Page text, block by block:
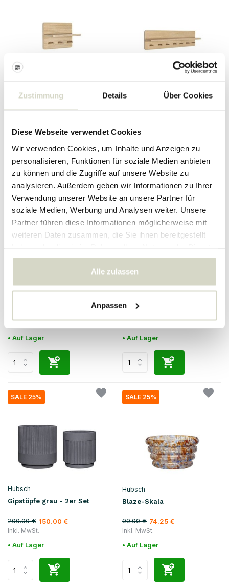
Zustimmung Details Über Cookies
Diese Webseite verwendet Cookies
Wir verwenden Cookies, um Inhalte und Anzeigen zu
personalisieren, Funktionen für soziale Medien anbieten
zu können und die Zugriffe auf unsere Website zu
analysieren. Außerdem geben wir Informationen zu Ihrer
Verwendung unserer Website an unsere Partner für
soziale Medien, Werbung und Analysen weiter. Unsere
Partner führen diese Informationen möglicherweise mit
weiteren Daten zusammen, die Sie ihnen bereitgestellt
gesammelt haben.
Alle zulassen
Anpassen
Hubsch
75.00 € 56.25 €
Eichenfurnier - 7 Haken
SALE 25%
Zeitschriftenhalter
Metall/Glas - orange/nickel
Inkl. MwSt.
• Auf Lager
SALE 25%
Hubsch
Blumentöpfe schwarz - 2er
Set
Inkl. MwSt.
• Auf Lager
SALE 25%
Hubsch
Gipstöpfe grau - 2er Set
200.00 € 150.00 €
Inkl. MwSt.
• Auf Lager
SALE 25%
Hubsch
Blaze-Skala
99.00 € 74.25 €
Inkl. MwSt.
• Auf Lager